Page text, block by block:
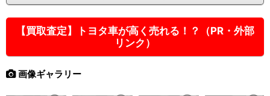
【買取査定】トヨタ車が高く売れる！？（PR・外部
リンク）
画像ギャラリー